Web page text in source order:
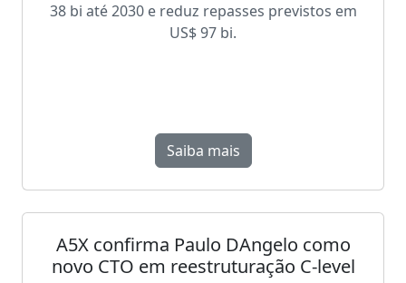
38 bi até 2030 e reduz repasses previstos em
US$ 97 bi.
Saiba mais
A5X confirma Paulo DAngelo como
novo CTO em reestruturação C-level